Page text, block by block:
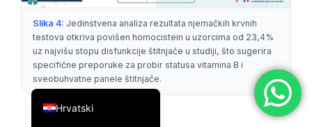
Slika 4: Jedinstvena analiza rezultata njemačkih krvnih
testova otkriva povišen homocistein u uzorcima od 23,4%
uz najvišu stopu disfunkcije štitnjače u studiji, što sugerira
specifične preporuke za probir statusa vitamina B i
sveobuhvatne panele štitnjače.
Hrvatski
English
Deutsch
العربية